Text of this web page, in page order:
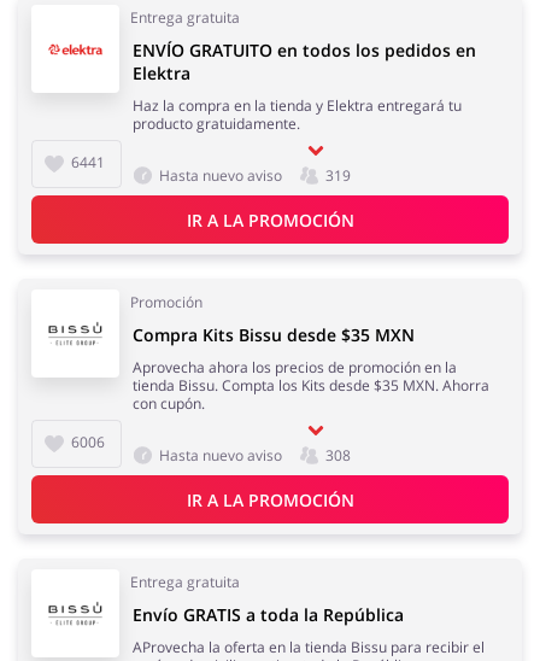
Entrega gratuita
6441
ENVÍO GRATUITO en todos los pedidos en
Elektra
Haz la compra en la tienda y Elektra entregará tu
producto gratuidamente.
Hasta nuevo aviso 319
IR A LA PROMOCIÓN
Promoción
6006
Compra Kits Bissu desde $35 MXN
Aprovecha ahora los precios de promoción en la
tienda Bissu. Compta los Kits desde $35 MXN. Ahorra
con cupón.
Hasta nuevo aviso 308
IR A LA PROMOCIÓN
Entrega gratuita
Envío GRATIS a toda la República
AProvecha la oferta en la tienda Bissu para recibir el